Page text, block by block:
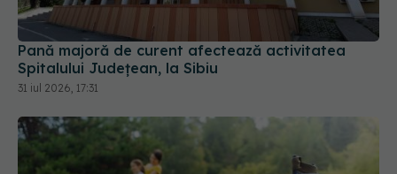
Pană majoră de curent afectează activitatea
Spitalului Județean, la Sibiu
31 iul 2026, 17:31